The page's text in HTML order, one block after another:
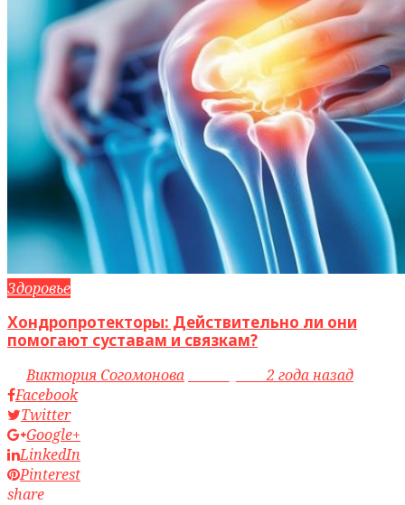
Здоровье
Хондропротекторы: Действительно ли они
помогают суставам и связкам?
byВиктория Согомонова access_time2 года назад
Facebook
Twitter
Google+
LinkedIn
Pinterest
share